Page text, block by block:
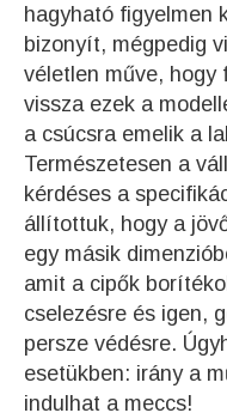
hagyható figyelmen
bizonyít, mégpedig
véletlen műve, hogy
vissza ezek a
a csúcsra emelik a
Természetesen a
kérdéses a
állítottuk, hogy a
egy másik
amit a cipők
cselezésre és igen,
persze védésre.
esetükben: irány a
indulhat a meccs!